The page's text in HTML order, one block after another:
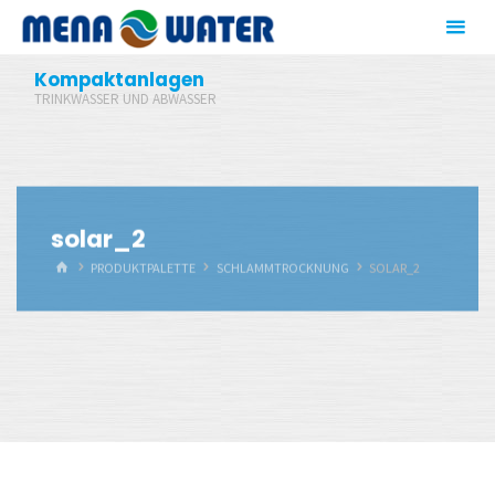
Zum
Inhalt
springenKompaktanlagen
TRINKWASSER UND ABWASSER
solar_2
STARTPRODUKTPALETTE SCHLAMMTROCKNUNG SOLAR_2